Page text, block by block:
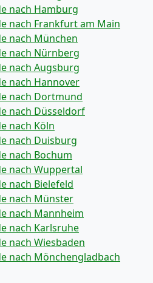
nach Hamburg
nach Frankfurt am Main
nach München
nach Nürnberg
nach Augsburg
nach Hannover
nach Dortmund
nach Düsseldorf
nach Köln
nach Duisburg
nach Bochum
nach Wuppertal
nach Bielefeld
nach Münster
nach Mannheim
nach Karlsruhe
nach Wiesbaden
nach Mönchen­gladbach